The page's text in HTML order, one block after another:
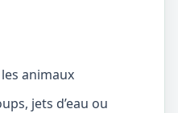
animaux
jets d’eau ou